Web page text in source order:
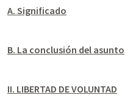
A. Significado
B. La conclusión del asunto
II. LIBERTAD DE VOLUNTAD